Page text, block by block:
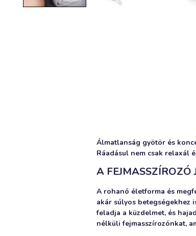
Álmatlanság gyötör és
Ráadásul nem csak relaxál
A FEJMASSZÍROZÓ
A rohanó életforma és
akár súlyos betegségekhez
feladja a küzdelmet, és
nélküli fejmasszírozónkat,